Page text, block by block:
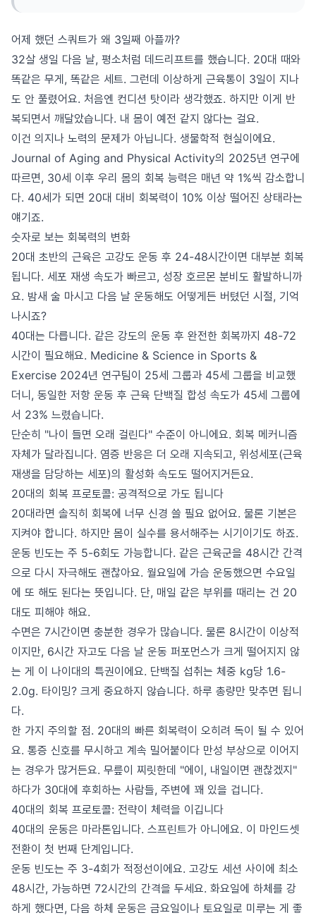
어제 했던 스쿼트가 왜 3일째 아플까?
32살 생일 다음 날, 평소처럼 데드리프트를 했습니다. 20대 때와
똑같은 무게, 똑같은 세트. 그런데 이상하게 근육통이 3일이 지나
도 안 풀렸어요. 처음엔 컨디션 탓이라 생각했죠. 하지만 이게 반
복되면서 깨달았습니다. 내 몸이 예전 같지 않다는 걸요.
이건 의지나 노력의 문제가 아닙니다. 생물학적 현실이에요.
Journal of Aging and Physical Activity의 2025년 연구에
따르면, 30세 이후 우리 몸의 회복 능력은 매년 약 1%씩 감소합니
다. 40세가 되면 20대 대비 회복력이 10% 이상 떨어진 상태라는
얘기죠.
숫자로 보는 회복력의 변화
20대 초반의 근육은 고강도 운동 후 24-48시간이면 대부분 회복
됩니다. 세포 재생 속도가 빠르고, 성장 호르몬 분비도 활발하니까
요. 밤새 술 마시고 다음 날 운동해도 어떻게든 버텼던 시절, 기억
나시죠?
40대는 다릅니다. 같은 강도의 운동 후 완전한 회복까지 48-72
시간이 필요해요. Medicine & Science in Sports &
Exercise 2024년 연구팀이 25세 그룹과 45세 그룹을 비교했
더니, 동일한 저항 운동 후 근육 단백질 합성 속도가 45세 그룹에
서 23% 느렸습니다.
단순히 "나이 들면 오래 걸린다" 수준이 아니에요. 회복 메커니즘
자체가 달라집니다. 염증 반응은 더 오래 지속되고, 위성세포(근육
재생을 담당하는 세포)의 활성화 속도도 떨어지거든요.
20대의 회복 프로토콜: 공격적으로 가도 됩니다
20대라면 솔직히 회복에 너무 신경 쓸 필요 없어요. 물론 기본은
지켜야 합니다. 하지만 몸이 실수를 용서해주는 시기이기도 하죠.
운동 빈도는 주 5-6회도 가능합니다. 같은 근육군을 48시간 간격
으로 다시 자극해도 괜찮아요. 월요일에 가슴 운동했으면 수요일
에 또 해도 된다는 뜻입니다. 단, 매일 같은 부위를 때리는 건 20
대도 피해야 해요.
수면은 7시간이면 충분한 경우가 많습니다. 물론 8시간이 이상적
이지만, 6시간 자고도 다음 날 운동 퍼포먼스가 크게 떨어지지 않
는 게 이 나이대의 특권이에요. 단백질 섭취는 체중 kg당 1.6-
2.0g. 타이밍? 크게 중요하지 않습니다. 하루 총량만 맞추면 됩니
다.
한 가지 주의할 점. 20대의 빠른 회복력이 오히려 독이 될 수 있어
요. 통증 신호를 무시하고 계속 밀어붙이다 만성 부상으로 이어지
는 경우가 많거든요. 무릎이 찌릿한데 "에이, 내일이면 괜찮겠지"
하다가 30대에 후회하는 사람들, 주변에 꽤 있을 겁니다.
40대의 회복 프로토콜: 전략이 체력을 이깁니다
40대의 운동은 마라톤입니다. 스프린트가 아니에요. 이 마인드셋
전환이 첫 번째 단계입니다.
운동 빈도는 주 3-4회가 적정선이에요. 고강도 세션 사이에 최소
48시간, 가능하면 72시간의 간격을 두세요. 화요일에 하체를 강
하게 했다면, 다음 하체 운동은 금요일이나 토요일로 미루는 게 좋